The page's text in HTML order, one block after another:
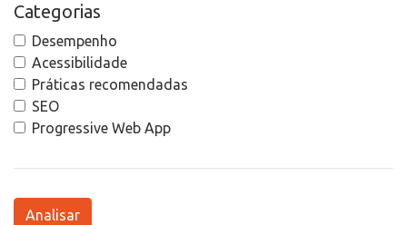
Categorias
Desempenho
Acessibilidade
Práticas recomendadas
SEO
Progressive Web App
Analisar